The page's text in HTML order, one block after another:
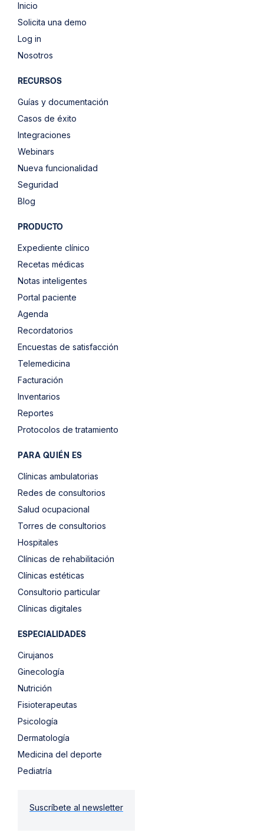
Inicio
Solicita una demo
Log in
Nosotros
RECURSOS
Guías y documentación
Casos de éxito
Integraciones
Webinars
Nueva funcionalidad
Seguridad
Blog
PRODUCTO
Expediente clínico
Recetas médicas
Notas inteligentes
Portal paciente
Agenda
Recordatorios
Encuestas de satisfacción
Telemedicina
Facturación
Inventarios
Reportes
Protocolos de tratamiento
PARA QUIÉN ES
Clínicas ambulatorias
Redes de consultorios
Salud ocupacional
Torres de consultorios
Hospitales
Clínicas de rehabilitación
Clínicas estéticas
Consultorio particular
Clínicas digitales
ESPECIALIDADES
Cirujanos
Ginecología
Nutrición
Fisioterapeutas
Psicología
Dermatología
Medicina del deporte
Pediatría
Suscríbete al newsletter